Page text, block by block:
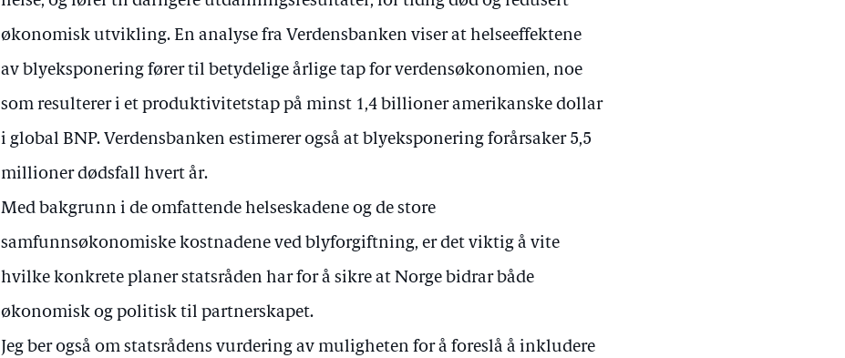
økonomisk utvikling. En analyse fra Verdensbanken viser at helseeffektene
av blyeksponering fører til betydelige årlige tap for verdensøkonomien, noe
som resulterer i et produktivitetstap på minst 1,4 billioner amerikanske dollar
i global BNP. Verdensbanken estimerer også at blyeksponering forårsaker 5,5
millioner dødsfall hvert år.
Med bakgrunn i de omfattende helseskadene og de store
samfunnsøkonomiske kostnadene ved blyforgiftning, er det viktig å vite
hvilke konkrete planer statsråden har for å sikre at Norge bidrar både
økonomisk og politisk til partnerskapet.
Jeg ber også om statsrådens vurdering av muligheten for å foreslå å inkludere